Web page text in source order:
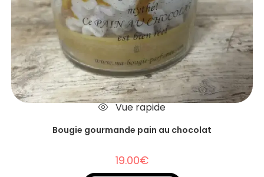
Vue rapide
Bougie gourmande pain au chocolat
19.00€